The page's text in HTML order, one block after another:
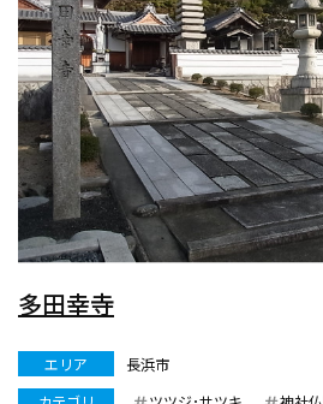
多田幸寺
エリア
長浜市